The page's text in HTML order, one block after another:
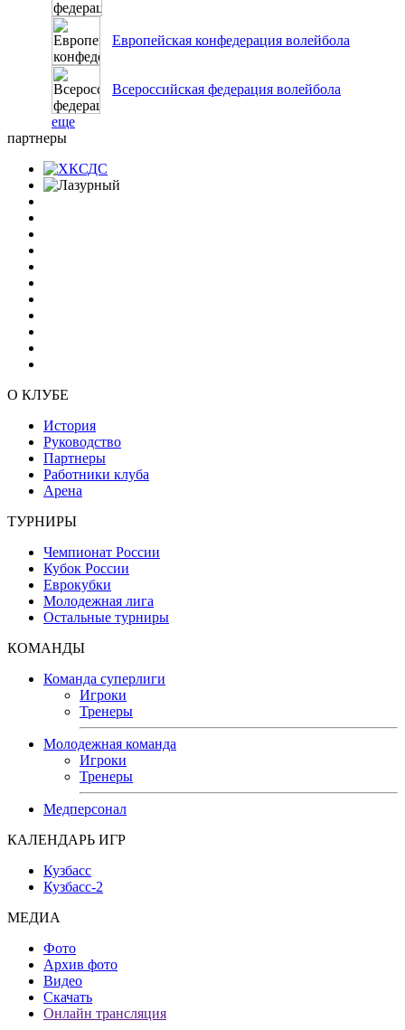
Европейская конфедерация волейбола
Всероссийская федерация волейбола
еще
партнеры
О КЛУБЕ
История
Руководство
Партнеры
Работники клуба
Арена
ТУРНИРЫ
Чемпионат России
Кубок России
Еврокубки
Молодежная лига
Остальные турниры
КОМАНДЫ
Команда суперлиги
Игроки
Тренеры
Молодежная команда
Игроки
Тренеры
Медперсонал
КАЛЕНДАРЬ ИГР
Кузбасс
Кузбасс-2
МЕДИА
Фото
Архив фото
Видео
Скачать
Онлайн трансляция